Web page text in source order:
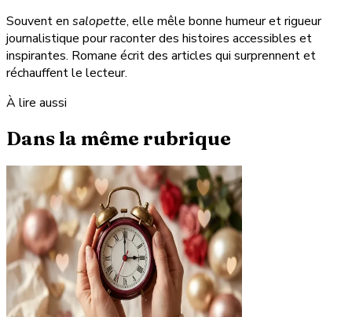
Souvent en salopette, elle mêle bonne humeur et rigueur
journalistique pour raconter des histoires accessibles et
inspirantes. Romane écrit des articles qui surprennent et
réchauffent le lecteur.
À lire aussi
Dans la même rubrique